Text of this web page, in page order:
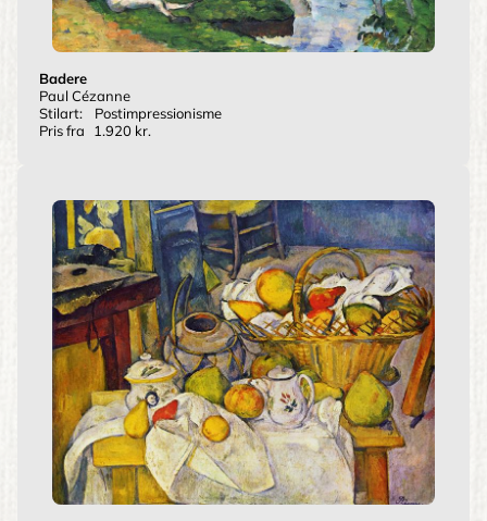
Badere
Paul Cézanne
Stilart:
Postimpressionisme
Pris fra
1.920 kr.